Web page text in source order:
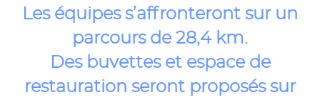
Les équipes s’affronteront sur un
parcours de 28,4 km.
Des buvettes et espace de
restauration seront proposés sur